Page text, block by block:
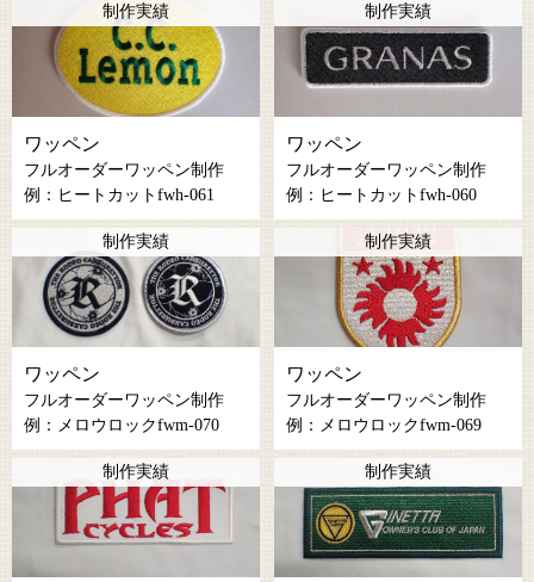
制作実績
ワッペン
フルオーダーワッペン制作
例：ヒートカットfwh-061
制作実績
ワッペン
フルオーダーワッペン制作
例：ヒートカットfwh-060
制作実績
ワッペン
フルオーダーワッペン制作
例：メロウロックfwm-070
制作実績
ワッペン
フルオーダーワッペン制作
例：メロウロックfwm-069
制作実績 制作実績